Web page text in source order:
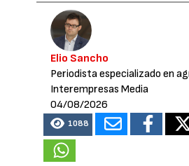
Elio Sancho
Periodista especializado en
Interempresas Media
04/08/2026
1088